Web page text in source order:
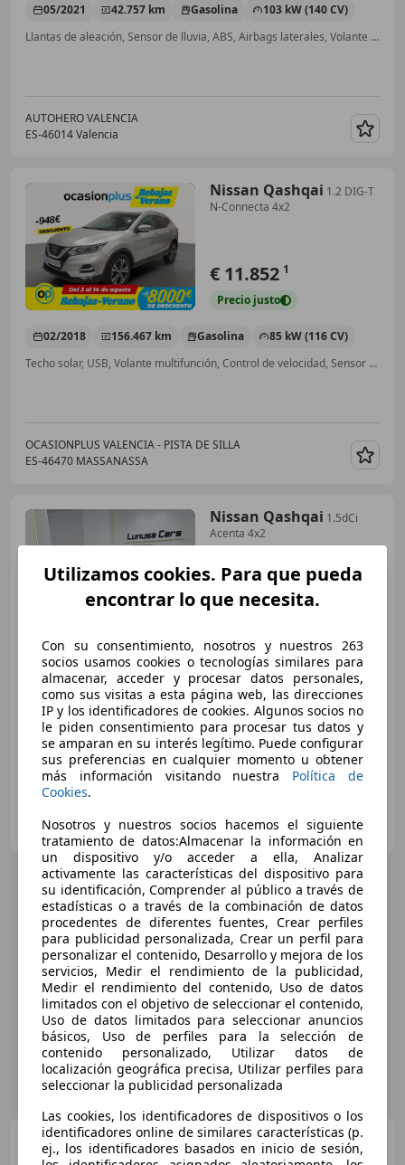
05/2021 42.757 km Gasolina
103 kW (140 CV)
Llantas de aleación, Sensor de lluvia, ABS, Airbags laterales, Volante multifunción, USB, Start/Stop automático, Cierre centralizado
AUTOHERO VALENCIA
ES-46014 Valencia
Nissan Qashqai 1.2 DIG-T
N-Connecta 4x2
€ 11.852 1
Precio justo
02/2018 156.467 km Gasolina
85 kW (116 CV)
Techo solar, USB, Volante multifunción, Control de velocidad, Sensor de lluvia, Bluetooth, Llantas de aleación, Faros antiniebla
OCASIONPLUS VALENCIA - PISTA DE SILLA
ES-46470 MASSANASSA
Nissan Qashqai 1.5dCi
Acenta 4x2
€ 7.490
Sin comparación
09/2009 285.000 km Diésel
78 kW (106 CV)
ES-46019 VALENCIA
Nissan Qashqai1.6dCi
Tekna 4x2 XTronic 17´´
Utilizamos cookies. Para que pueda
encontrar lo que necesita.
Con su consentimiento, nosotros y nuestros 263
socios usamos cookies o tecnologías similares para
almacenar, acceder y procesar datos personales,
como sus visitas a esta página web, las direcciones
IP y los identificadores de cookies. Algunos socios no
le piden consentimiento para procesar tus datos y
se amparan en su interés legítimo. Puede configurar
sus preferencias en cualquier momento u obtener
más información visitando nuestra Política de
Cookies.
Nosotros y nuestros socios hacemos el siguiente
tratamiento de datos:Almacenar la información en
un dispositivo y/o acceder a ella, Analizar
activamente las características del dispositivo para
su identificación, Comprender al público a través de
estadísticas o a través de la combinación de datos
procedentes de diferentes fuentes, Crear perfiles
para publicidad personalizada, Crear un perfil para
personalizar el contenido, Desarrollo y mejora de los
servicios, Medir el rendimiento de la publicidad,
Medir el rendimiento del contenido, Uso de datos
limitados con el objetivo de seleccionar el contenido,
Uso de datos limitados para seleccionar anuncios
básicos, Uso de perfiles para la selección de
contenido personalizado, Utilizar datos de
localización geográfica precisa, Utilizar perfiles para
seleccionar la publicidad personalizada
Las cookies, los identificadores de dispositivos o los
identificadores online de similares características (p.
ej., los identificadores basados en inicio de sesión,